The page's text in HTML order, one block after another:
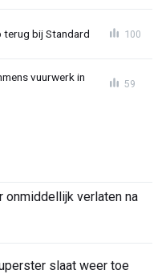
bij Standard 100
vuurwerk in
59
onmiddellijk verlaten na
slaat weer toe